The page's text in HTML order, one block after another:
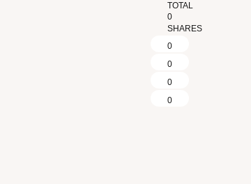
TOTAL
0
SHARES
0
0
0
0